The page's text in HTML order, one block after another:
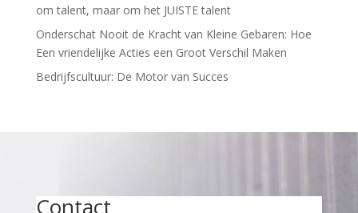
om talent, maar om het JUISTE talent
Onderschat Nooit de Kracht van Kleine Gebaren: Hoe
Een vriendelijke Acties een Groot Verschil Maken
Bedrijfscultuur: De Motor van Succes
Contact